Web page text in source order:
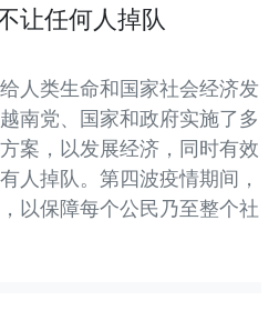
让任何人掉队
人类生命和国家社会经济发
南党、国家和政府实施了多
案，以发展经济，同时有效
人掉队。第四波疫情期间，
以保障每个公民乃至整个社